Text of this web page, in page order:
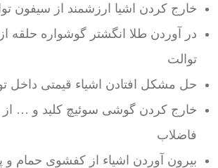
خارج کردن اشیا ارزشمند از سیفون
در آوردن طلا انگشتر گوشواره حلقه
توالت
حل مشکل افتادن اشیاء قیمتی داخل
خارج کردن گوشی سوئیچ کلید و … از
فاضلاب
بیرون آوردن اشیاء از کفشوی حمام و